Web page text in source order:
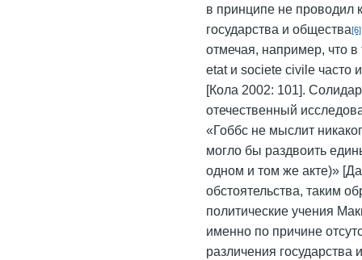
в принципе не проводил
государства и общества[6]
отмечая, например, что
etat и societe civile часто
[Кола 2002: 101].
отечественный
«Гоббс не мыслит
могло бы раздвоить
одном и том же акте)»
обстоятельства, таким
политические учения
именно по причине
различения государства